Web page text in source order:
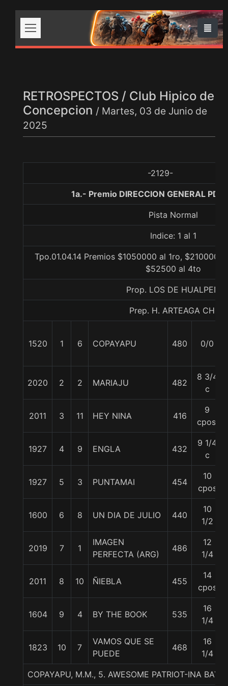
RETROSPECTOS / Club Hipico de
Concepcion / Martes, 03 de Junio de
2025
-2129-
1a.- Premio DIRECCION GENERAL
Pista Normal
Indice: 1 al 1
Tpo.01.04.14 Premios $1050000 al 1ro, $210000
$52500 al 4to
Prop. LOS DE HUALPEN
Prep. H. ARTEAGA CH.
1520 1 6 COPAYAPU 480 0/0
2020 2 2 MARIAJU 482
8 3/4
c
2011 3 11 HEY NINA 416
9
cpos.
1927 4 9 ENGLA 432
9 1/4
c
1927 5 3 PUNTAMAI 454
10
cpos
1600 6 8 UN DIA DE JULIO 440
10
1/2
2019 7 1
IMAGEN
PERFECTA (ARG)
486
12
1/4
2011 8 10 ÑIEBLA 455
14
cpos
1604 9 4 BY THE BOOK 535
16
1/4
1823 10 7
VAMOS QUE SE
PUEDE
468
16
1/4
COPAYAPU, M.M., 5. AWESOME PATRIOT-INA BAY-